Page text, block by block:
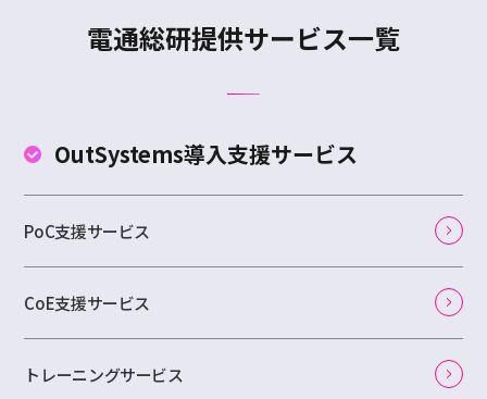
電通総研提供サービス一覧
OutSystems導入支援サービス
PoC支援サービス
CoE支援サービス
トレーニングサービス